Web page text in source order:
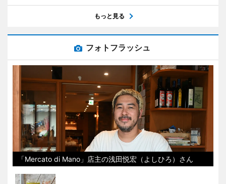
もっと見る
フォトフラッシュ
「Mercato di Mano」店主の浅田悦宏（よしひろ）さん